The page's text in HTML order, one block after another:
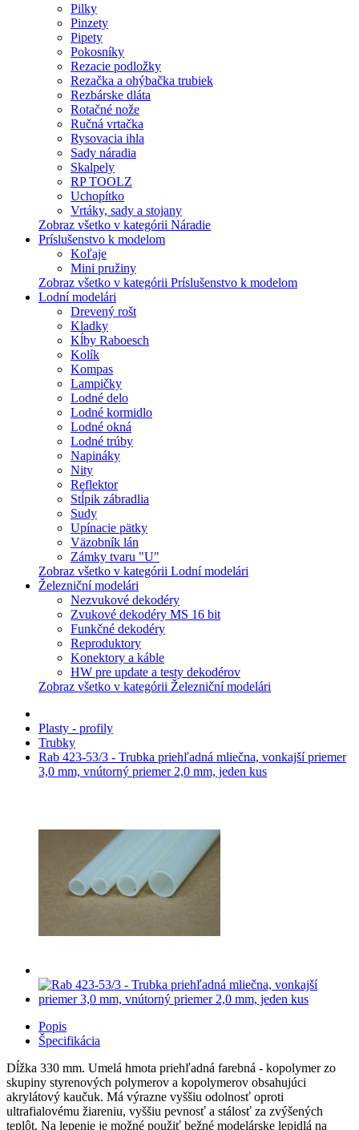
Pilky
Pinzety
Pipety
Pokosníky
Rezacie podložky
Rezačka a ohýbačka trubiek
Rezbárske dláta
Rotačné nože
Ručná vrtačka
Rysovacia ihla
Sady náradia
Skalpely
RP TOOLZ
Uchopítko
Vrtáky, sady a stojany
Zobraz všetko v kategórii Náradie
Príslušenstvo k modelom
Koľaje
Mini pružiny
Zobraz všetko v kategórii Príslušenstvo k modelom
Lodní modelári
Drevený rošt
Kladky
Kĺby Raboesch
Kolík
Kompas
Lampičky
Lodné delo
Lodné kormidlo
Lodné okná
Lodné trúby
Napináky
Nity
Reflektor
Stĺpik zábradlia
Sudy
Upínacie pätky
Väzobník lán
Zámky tvaru "U"
Zobraz všetko v kategórii Lodní modelári
Železniční modelári
Nezvukové dekodéry
Zvukové dekodéry MS 16 bit
Funkčné dekodéry
Reproduktory
Konektory a káble
HW pre update a testy dekodérov
Zobraz všetko v kategórii Železniční modelári
Plasty - profily
Trubky
Rab 423-53/3 - Trubka priehľadná mliečna, vonkajší priemer
3,0 mm, vnútorný priemer 2,0 mm, jeden kus
Popis
Špecifikácia
Dĺžka 330 mm. Umelá hmota priehľadná farebná - kopolymer zo
skupiny styrenových polymerov a kopolymerov obsahujúci
akrylátový kaučuk. Má výrazne vyššiu odolnosť oproti
ultrafialovému žiareniu, vyššiu pevnosť a stálosť za zvýšených
teplôt. Na lepenie je možné použiť bežné modelárske lepidlá na